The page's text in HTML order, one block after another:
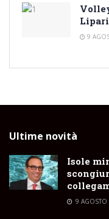
9
Ultime novità
Isole
9 AGOSTO